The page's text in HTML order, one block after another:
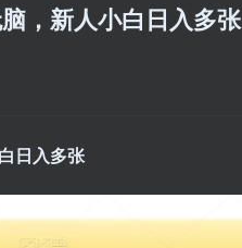
，新人小白日入多张
日入多张